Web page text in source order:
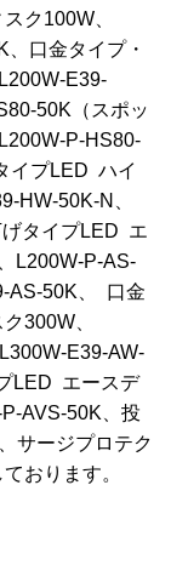
ク100W、
口金タイプ・
E39-
50K（スポッ
P-HS80-
イプLED ハイ
HW-50K-N、
タイプLED エ
L200W-P-AS-
AS-50K、 口金
300W、
E39-AW-
LED エースデ
AVS-50K、投
サージプロテク
おります。